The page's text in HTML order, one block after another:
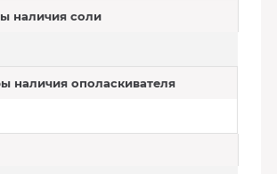
наличия соли
наличия ополаскивателя